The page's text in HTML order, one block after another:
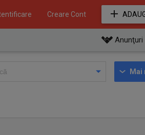
Creare Cont
Anunţuri
Mai